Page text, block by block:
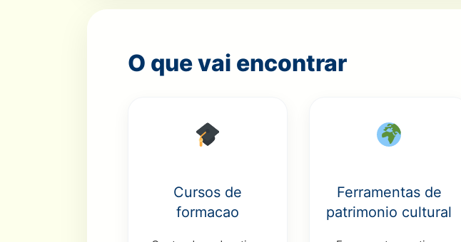
O que vai encontrar
Cursos de
formacao
Ferramentas de
patrimonio cultural